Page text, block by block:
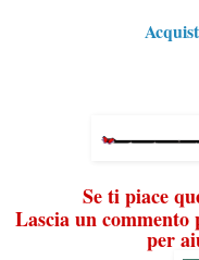
Se ti piace
Lascia un
per